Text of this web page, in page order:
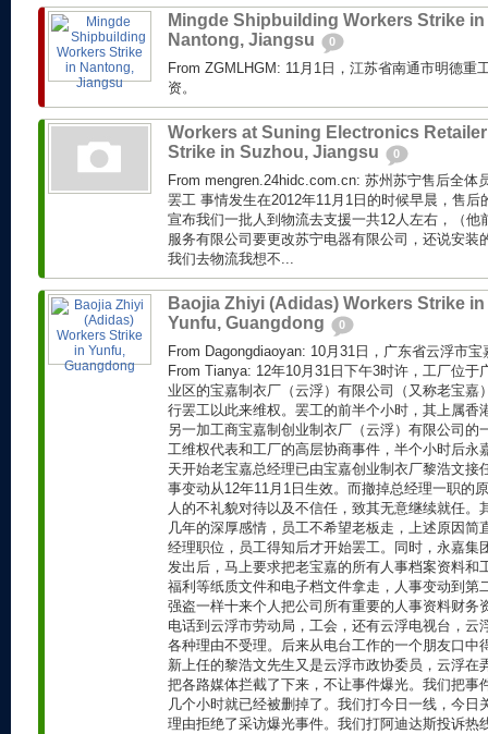
Mingde Shipbuilding Workers Strike in
Nantong, Jiangsu
0
From ZGMLHGM: 11月1日，江苏省南通市明德重
资。
Workers at Suning Electronics Retailer
Strike in Suzhou, Jiangsu
0
From mengren.24hidc.com.cn: 苏州苏宁售后全体
罢工 事情发生在2012年11月1日的时候早晨，售后
宣布我们一批人到物流去支援一共12人左右，（他
服务有限公司要更改苏宁电器有限公司，还说安装
我们去物流我想不...
Baojia Zhiyi (Adidas) Workers Strike in
Yunfu, Guangdong
0
From Dagongdiaoyan: 10月31日，广东省云浮市
From Tianya: 12年10月31日下午3时许，工厂位于
业区的宝嘉制衣厂（云浮）有限公司（又称老宝嘉
行罢工以此来维权。罢工的前半个小时，其上属香
另一加工商宝嘉制创业制衣厂（云浮）有限公司的
工维权代表和工厂的高层协商事件，半个小时后永
天开始老宝嘉总经理已由宝嘉创业制衣厂黎浩文接
事变动从12年11月1日生效。而撤掉总经理一职的
人的不礼貌对待以及不信任，致其无意继续就任。
几年的深厚感情，员工不希望老板走，上述原因简
经理职位，员工得知后才开始罢工。同时，永嘉集
发出后，马上要求把老宝嘉的所有人事档案资料和
福利等纸质文件和电子档文件拿走，人事变动到第
强盗一样十来个人把公司所有重要的人事资料财务
电话到云浮市劳动局，工会，还有云浮电视台，云
各种理由不受理。后来从电台工作的一个朋友口中
新上任的黎浩文先生又是云浮市政协委员，云浮在
把各路媒体拦截了下来，不让事件爆光。我们把事
几个小时就已经被删掉了。我们打今日一线，今日
理由拒绝了采访爆光事件。我们打阿迪达斯投诉热